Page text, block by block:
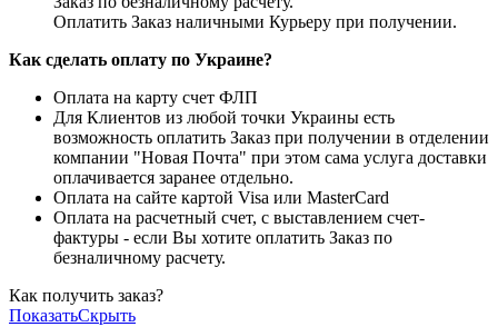
Оплатить Заказ наличными Курьеру при получении.
Как сделать оплату по Украине?
Оплата на карту счет ФЛП
Для Клиентов из любой точки Украины есть
возможность оплатить Заказ при получении в отделении
компании "Новая Почта" при этом сама услуга доставки
оплачивается заранее отдельно.
Оплата на сайте картой Visa или MasterCard
Оплата на расчетный счет, с выставлением счет-
фактуры - если Вы хотите оплатить Заказ по
безналичному расчету.
Как получить заказ?
ПоказатьСкрыть